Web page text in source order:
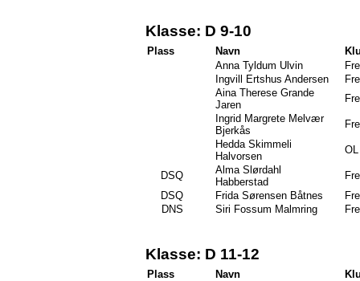
Klasse: D 9-10
Plass Navn
Anna Tyldum Ulvin
Ingvill Ertshus Andersen
Aina Therese Grande
Jaren
Ingrid Margrete Melvær
Bjerkås
Hedda Skimmeli
Halvorsen
DSQ
Alma Slørdahl
Habberstad
DSQ
Frida Sørensen Båtnes
DNS
Siri Fossum Malmring
Klasse: D 11-12
Plass Navn